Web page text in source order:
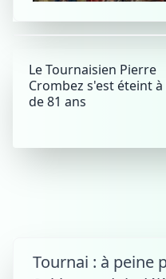
Le Tournaisien Pierre
Crombez s'est éteint à
de 81 ans
Tournai : à peine